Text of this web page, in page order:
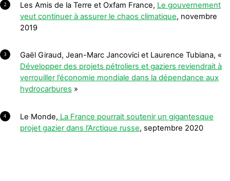
2 Les Amis de la Terre et Oxfam France, Le gouvernement
veut continuer à assurer le chaos climatique, novembre
2019
3
Gaël Giraud, Jean-Marc Jancovici et Laurence Tubiana, «
Développer des projets pétroliers et gaziers reviendrait à
verrouiller l’économie mondiale dans la dépendance aux
hydrocarbures »
4 Le Monde, La France pourrait soutenir un gigantesque
projet gazier dans l’Arctique russe, septembre 2020